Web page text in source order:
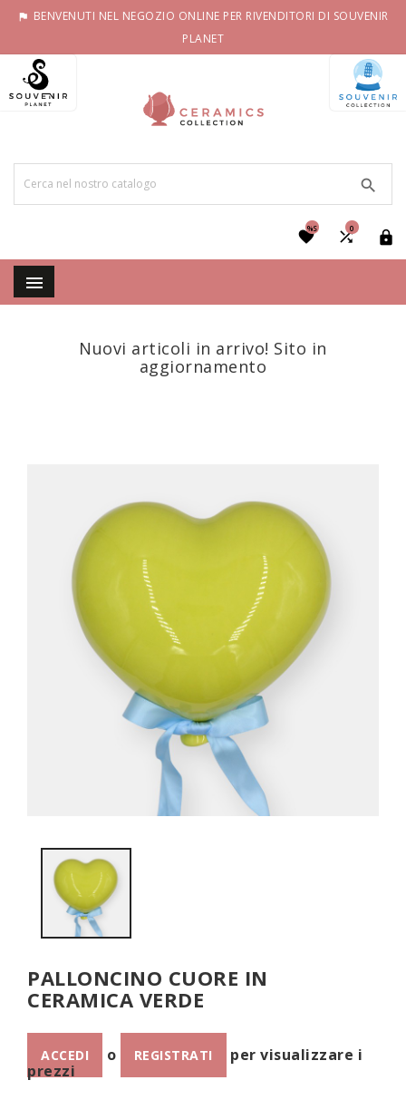

BENVENUTI NEL NEGOZIO ONLINE PER RIVENDITORI DI SOUVENIR
PLANET



0

%S

Nuovi articoli in arrivo! Sito in
aggiornamento
PALLONCINO CUORE IN
CERAMICA VERDE
ACCEDI o REGISTRATI
per visualizzare i
prezzi